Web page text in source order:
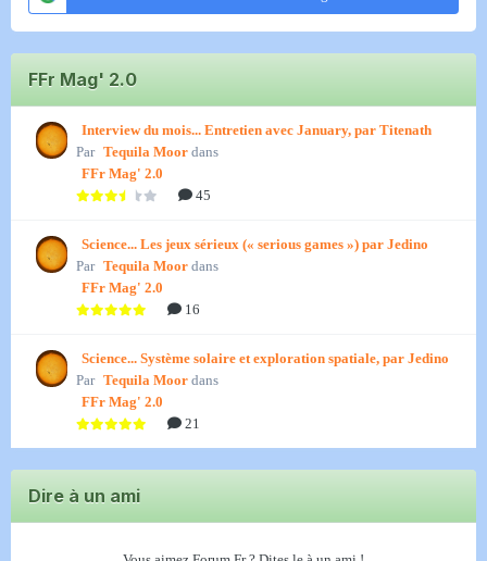
FFr Mag' 2.0
Interview du mois... Entretien avec January, par Titenath
Par Tequila Moor dans
FFr Mag' 2.0
45
Science... Les jeux sérieux (« serious games ») par Jedino
Par Tequila Moor dans
FFr Mag' 2.0
16
Science... Système solaire et exploration spatiale, par Jedino
Par Tequila Moor dans
FFr Mag' 2.0
21
Dire à un ami